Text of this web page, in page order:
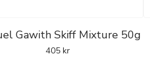
Gawith Skiff Mixture 50g
405kr